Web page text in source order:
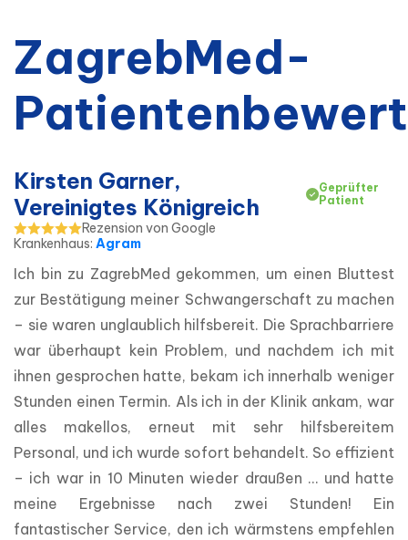
ZagrebMed-
Kirsten Garner,
Vereinigtes Königreich
Geprüfter
Patient
Rezension von Google
Krankenhaus: Agram
Ich bin zu ZagrebMed gekommen, um einen Bluttest
zur Bestätigung meiner Schwangerschaft zu machen
– sie waren unglaublich hilfsbereit. Die Sprachbarriere
war überhaupt kein Problem, und nachdem ich mit
ihnen gesprochen hatte, bekam ich innerhalb weniger
Stunden einen Termin. Als ich in der Klinik ankam, war
alles makellos, erneut mit sehr hilfsbereitem
Personal, und ich wurde sofort behandelt. So effizient
– ich war in 10 Minuten wieder draußen … und hatte
meine Ergebnisse nach zwei Stunden! Ein
fantastischer Service, den ich wärmstens empfehlen